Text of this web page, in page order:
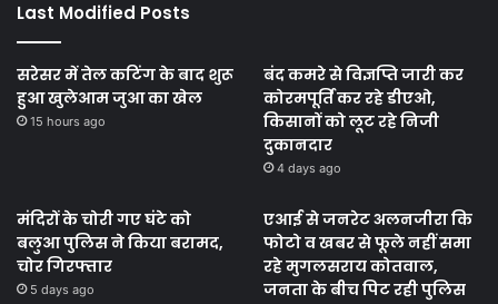
Last Modified Posts
सरेसर में तेल कटिंग के बाद शुरू
हुआ खुलेआम जुआ का खेल
15 hours ago
बंद कमरे से विज्ञप्ति जारी कर
कोरमपूर्ति कर रहे डीएओ,
किसानों को लूट रहे निजी
दुकानदार
4 days ago
मंदिरों के चोरी गए घंटे को
बलुआ पुलिस ने किया बरामद,
चोर गिरफ्तार
5 days ago
एआई से जनरेट अलनजीरा कि
फोटो व खबर से फूले नहीं समा
रहे मुगलसराय कोतवाल,
जनता के बीच पिट रही पुलिस